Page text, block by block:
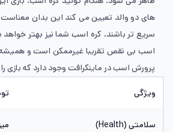
های دو والد تعیین می کند این بدان
سریع تر باشند، کره ‌اسب شما نیز بهتر
اسب بی نقص تقریبا غیرممکن است و
پرورش اسب در ماینکرافت وجود دارد که بازی
ویژگی
سلامتی (Health)